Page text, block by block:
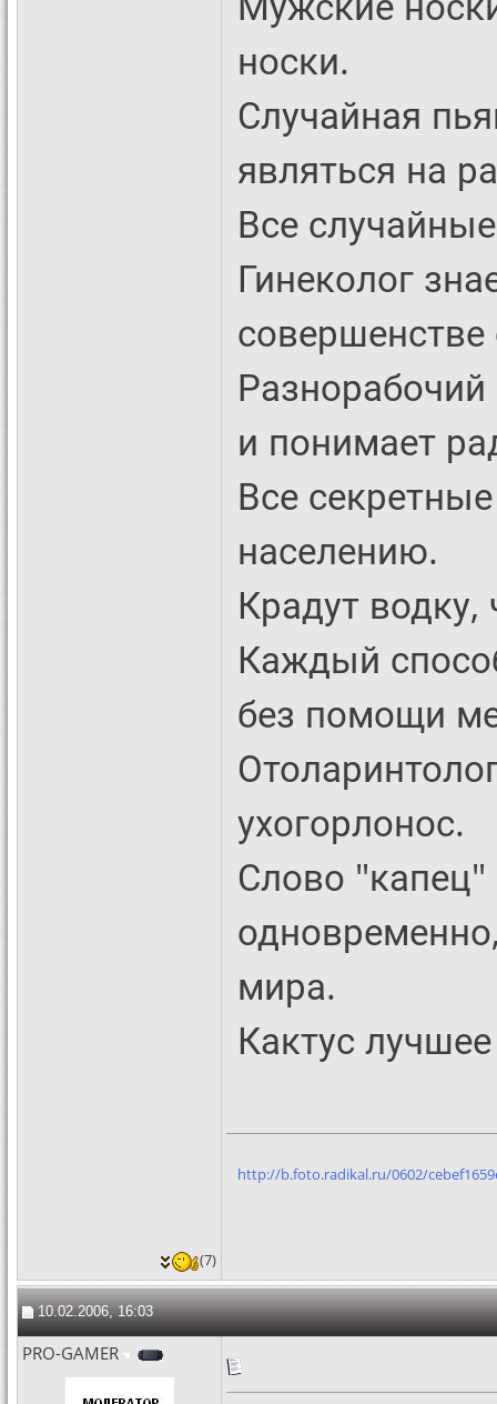
носки.
Случайная
являться на
Все
Гинеколог
совершенстве
и понимает
Все
населению.
Крадут
Каждый
без помощи
ухогорлонос.
Слово
мира.
Кактус
http://b.foto.radikal.ru/0602/
(7)
10.02.2006, 16:03
PRO-GAMER